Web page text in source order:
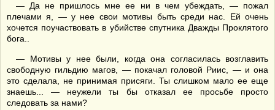
— Да не пришлось мне ее ни в чем убеждать, — пожал
плечами я, — у нее свои мотивы быть среди нас. Ей очень
хочется поучаствовать в убийстве спутника Дважды Проклятого
бога..
— Мотивы у нее были, когда она согласилась возглавить
свободную гильдию магов, — покачал головой Риис, — и она
это сделала, не принимая присяги. Ты слишком мало ее еще
знаешь... — неужели ты бы отказал ее просьбе просто
следовать за нами?